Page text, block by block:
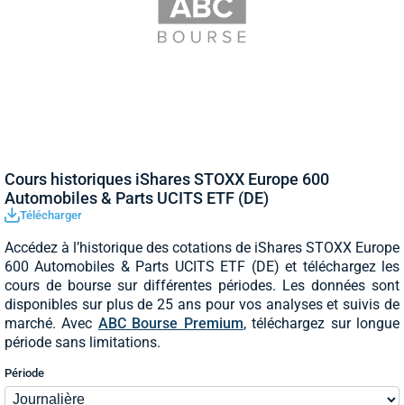
Cours historiques iShares STOXX Europe 600
Automobiles & Parts UCITS ETF (DE)
Télécharger
Accédez à l’historique des cotations de iShares STOXX Europe
600 Automobiles & Parts UCITS ETF (DE) et téléchargez les
cours de bourse sur différentes périodes. Les données sont
disponibles sur plus de 25 ans pour vos analyses et suivis de
marché. Avec ABC Bourse Premium, téléchargez sur longue
période sans limitations.
Période